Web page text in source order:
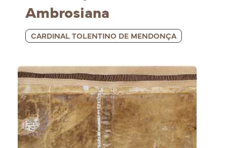
Ambrosiana
CARDINAL TOLENTINO DE MENDONÇA